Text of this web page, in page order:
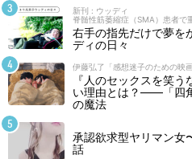
新刊 : ウッディ
脊髄性筋萎縮症（SMA）患者で
右手の指先だけで夢
ディの日々
伊藤弘了「感想迷子のための映画
『人のセックスを笑
い理由とは？――「四
の魔法
承認欲求型ヤリマン女
話